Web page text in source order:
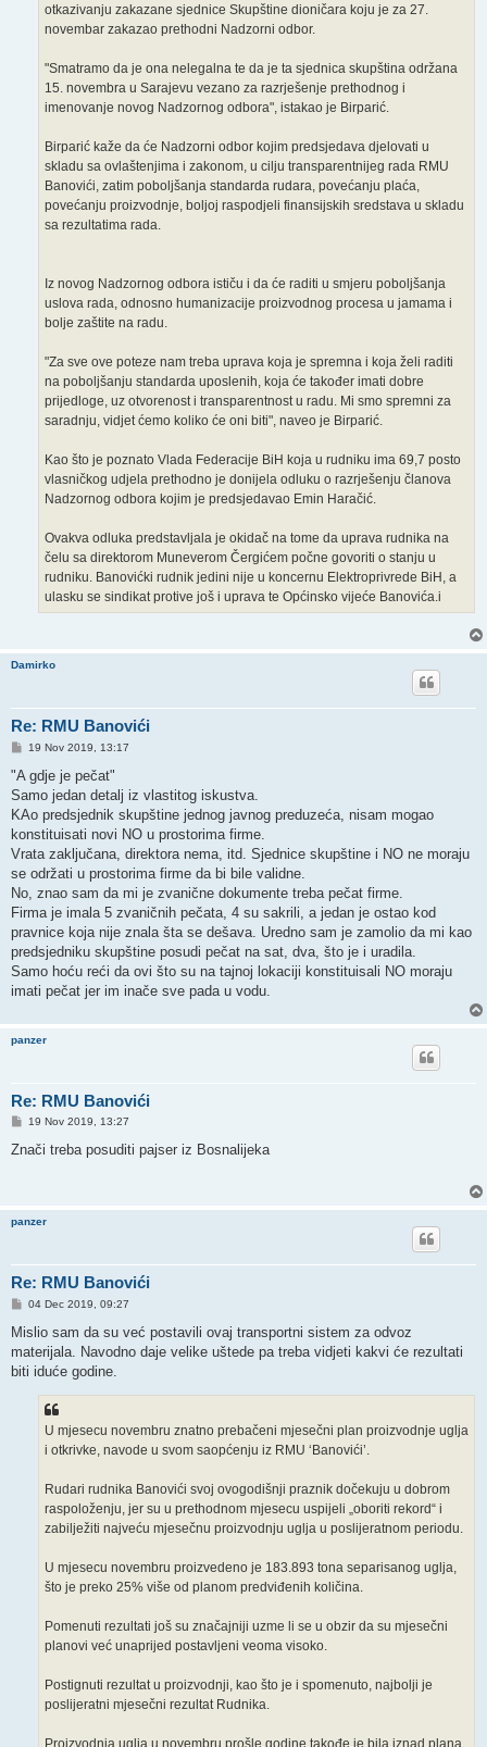
otkazivanju zakazane sjednice Skupštine dioničara koju je za 27.
novembar zakazao prethodni Nadzorni odbor.
"Smatramo da je ona nelegalna te da je ta sjednica skupština održana
15. novembra u Sarajevu vezano za razrješenje prethodnog i
imenovanje novog Nadzornog odbora", istakao je Birparić.
Birparić kaže da će Nadzorni odbor kojim predsjedava djelovati u
skladu sa ovlaštenjima i zakonom, u cilju transparentnijeg rada RMU
Banovići, zatim poboljšanja standarda rudara, povećanju plaća,
povećanju proizvodnje, boljoj raspodjeli finansijskih sredstava u skladu
sa rezultatima rada.
Iz novog Nadzornog odbora ističu i da će raditi u smjeru poboljšanja
uslova rada, odnosno humanizacije proizvodnog procesa u jamama i
bolje zaštite na radu.
"Za sve ove poteze nam treba uprava koja je spremna i koja želi raditi
na poboljšanju standarda uposlenih, koja će također imati dobre
prijedloge, uz otvorenost i transparentnost u radu. Mi smo spremni za
saradnju, vidjet ćemo koliko će oni biti", naveo je Birparić.
Kao što je poznato Vlada Federacije BiH koja u rudniku ima 69,7 posto
vlasničkog udjela prethodno je donijela odluku o razrješenju članova
Nadzornog odbora kojim je predsjedavao Emin Haračić.
Ovakva odluka predstavljala je okidač na tome da uprava rudnika na
čelu sa direktorom Muneverom Čergićem počne govoriti o stanju u
rudniku. Banovićki rudnik jedini nije u koncernu Elektroprivrede BiH, a
ulasku se sindikat protive još i uprava te Općinsko vijeće Banovića.i
Damirko
Re: RMU Banovići
P
s
19 Nov 2019, 13:17
"A gdje je pečat"
Samo jedan detalj iz vlastitog iskustva.
KAo predsjednik skupštine jednog javnog preduzeća, nisam mogao
konstituisati novi NO u prostorima firme.
Vrata zaključana, direktora nema, itd. Sjednice skupštine i NO ne moraju
se održati u prostorima firme da bi bile validne.
No, znao sam da mi je zvanične dokumente treba pečat firme.
Firma je imala 5 zvaničnih pečata, 4 su sakrili, a jedan je ostao kod
pravnice koja nije znala šta se dešava. Uredno sam je zamolio da mi kao
predsjedniku skupštine posudi pečat na sat, dva, što je i uradila.
Samo hoću reći da ovi što su na tajnoj lokaciji konstituisali NO moraju
imati pečat jer im inače sve pada u vodu.
panzer
Re: RMU Banovići
P
s
19 Nov 2019, 13:27
Znači treba posuditi pajser iz Bosnalijeka
panzer
Re: RMU Banovići
P
s
04 Dec 2019, 09:27
Mislio sam da su već postavili ovaj transportni sistem za odvoz
materijala. Navodno daje velike uštede pa treba vidjeti kakvi će rezultati
biti iduće godine.
U mjesecu novembru znatno prebačeni mjesečni plan proizvodnje uglja
i otkrivke, navode u svom saopćenju iz RMU ‘Banovići’.
Rudari rudnika Banovići svoj ovogodišnji praznik dočekuju u dobrom
raspoloženju, jer su u prethodnom mjesecu uspijeli „oboriti rekord“ i
zabilježiti najveću mjesečnu proizvodnju uglja u poslijeratnom periodu.
U mjesecu novembru proizvedeno je 183.893 tona separisanog uglja,
što je preko 25% više od planom predviđenih količina.
Pomenuti rezultati još su značajniji uzme li se u obzir da su mjesečni
planovi već unaprijed postavljeni veoma visoko.
Postignuti rezultat u proizvodnji, kao što je i spomenuto, najbolji je
poslijeratni mjesečni rezultat Rudnika.
Proizvodnja uglja u novembru prošle godine takođe je bila iznad plana,